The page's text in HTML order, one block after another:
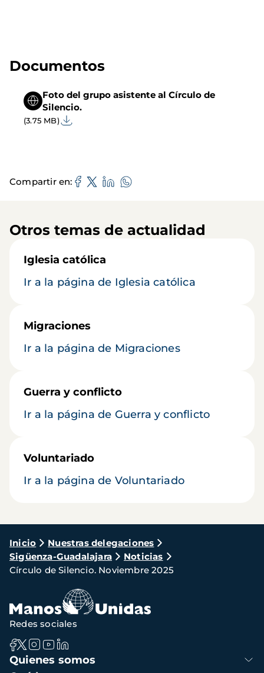
Documentos
Foto del grupo asistente al Círculo de
Silencio.
(3.75 MB)
Compartir en
Otros temas de actualidad
Iglesia católica
Ir a la página de Iglesia católica
Migraciones
Ir a la página de Migraciones
Guerra y conflicto
Ir a la página de Guerra y conflicto
Voluntariado
Ir a la página de Voluntariado
Ruta
de
navegación
Inicio
Nuestras delegaciones
Sigüenza-Guadalajara
Noticias
Círculo de Silencio. Noviembre 2025
Navegación
principal
Quienes somos
Redes sociales